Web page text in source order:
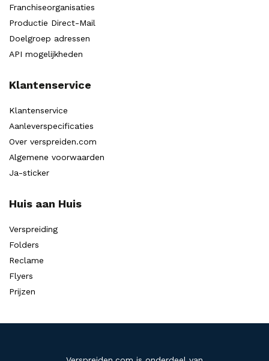
Franchiseorganisaties
Productie Direct-Mail
Doelgroep adressen
API mogelijkheden
Klantenservice
Klantenservice
Aanleverspecificaties
Over verspreiden.com
Algemene voorwaarden
Ja-sticker
Huis aan Huis
Verspreiding
Folders
Reclame
Flyers
Prijzen